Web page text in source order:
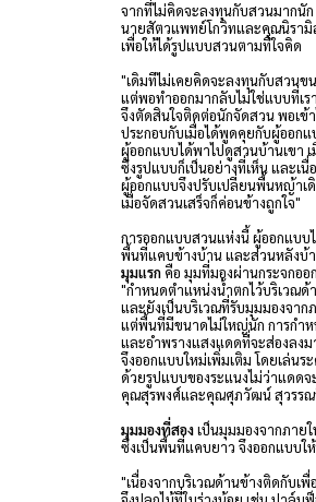
จากที่ไม่คิดจะลงทุนกับสวนมากนั
นายสัตวแพทย์โกวิทและคุณนิรามิ
เพื่อให้ได้รูปแบบสวนตามที่ใจคิด
"เดิมทีไม่เคยคิดจะลงทุนกับสวนข
แต่พอทำออกมากลับไม่ใช่แบบที่เร
จึงตัดสินใจติดต่อนักจัดสวน พอเข้
ประกอบกับเมื่อได้พูดคุยกับผู้ออก
ผู้ออกแบบได้พาไปดูสวนบ้านเขา
ซึ่งรูปแบบก็เป็นอย่างที่เห็น และเ
ผู้ออกแบบจึงปรับเปลี่ยนพื้นหญ้าเ
เมื่อจัดสวนเสร็จก็ค่อนข้างถูกใจ"
การออกแบบสวนแห่งนี้ ผู้ออกแบบ
พื้นที่แคบข้างบ้าน และส่วนหลังบ้
มุมแรก คือ มุมที่มองผ่านกระจกอ
"กำหนดตำแหน่งน้ำตกไว้บริเวณด้
และยังเป็นบริเวณที่รับมุมมองจาก
แต่พื้นที่มีขนาดไม่ใหญ่นัก การกำห
และอำพรางแสงแดดที่จะส่องลงม
จึงออกแบบใหม่เพิ่มเติม โดยเล่น
ด้วยรูปแบบของระแนงไม่ว่าแดดจ
คุณสุรพงศ์และคุณศุภวัฒน์ สุวรรณ
มุมมองที่สองเป็นมุมมองจากภาย
ซึ่งเป็นพื้นที่แคบยาว จึงออกแบบใ
"เนื่องจากบริเวณด้านข้างติดกับเ